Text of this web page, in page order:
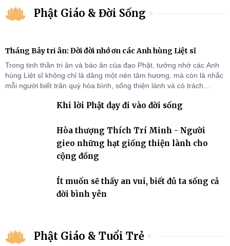
Phật Giáo & Đời Sống
Tháng Bảy tri ân: Đời đời nhớ ơn các Anh hùng Liệt sĩ
Trong tinh thần tri ân và báo ân của đạo Phật, tưởng nhớ các Anh
hùng Liệt sĩ không chỉ là dâng một nén tâm hương, mà còn là nhắc
mỗi người biết trân quý hòa bình, sống thiện lành và có trách
Khi lời Phật dạy đi vào đời sống
Hòa thượng Thích Trí Minh - Người
gieo những hạt giống thiện lành cho
cộng đồng
Ít muốn sẽ thấy an vui, biết đủ ta sống cả
đời bình yên
Phật Giáo & Tuổi Trẻ